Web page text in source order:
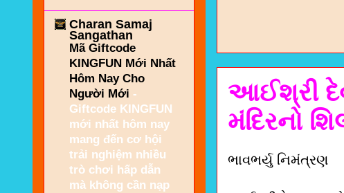
આઈશ્રી
મંદિરનો
ભાવભર્યુ નિમંત્રણ
Charan Samaj
Sangathan
Mã Giftcode
KINGFUN Mới Nhất
Hôm Nay Cho
Người Mới -
Giftcode KINGFUN
mới nhất hôm nay
mang đến cơ hội
trải nghiệm nhiều
trò chơi hấp dẫn
mà không cần nạp